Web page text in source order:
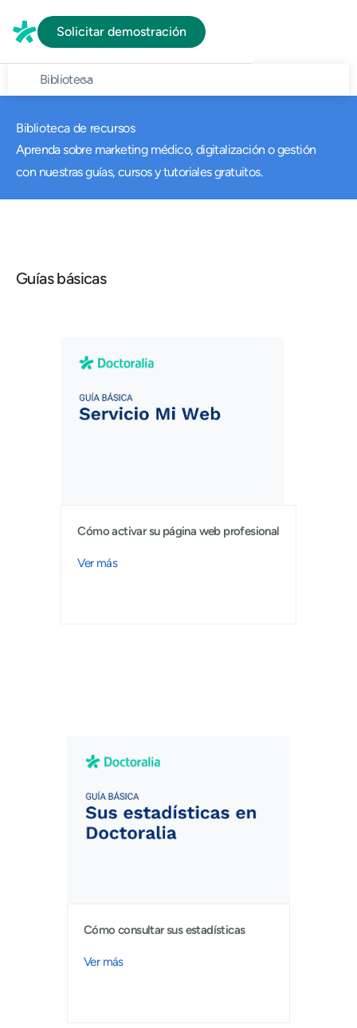
Solicitar demostración
Biblioteca
Biblioteca de recursos
Aprenda sobre marketing médico, digitalización o gestión
con nuestras guías, cursos y tutoriales gratuitos.
Guías básicas
Cómo activar su página web profesional
Ver más
Cómo consultar sus estadísticas
Ver más